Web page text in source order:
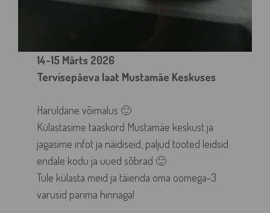
14-15 Märts 2026
Tervisepäeva laat Mustamäe Keskuses
Haruldane võimalus 🙂
Külastasime taaskord Mustamäe keskust ja
jagasime infot ja näidiseid, paljud tooted leidsid
endale kodu ja uued sõbrad 🙂
Tule külasta meid ja täienda oma oomega-3
varusid parima hinnaga!